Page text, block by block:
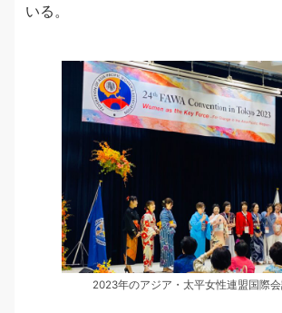
いる。
2023年のアジア・太平女性連盟国際